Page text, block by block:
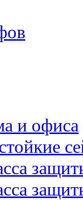
и офиса